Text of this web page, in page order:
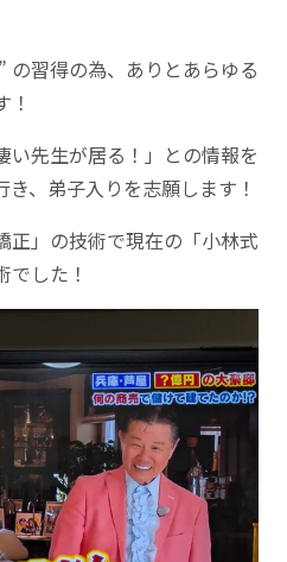
の習得の為、ありとあらゆる
い先生が居る！」との情報を
、弟子入りを志願します！
正」の技術で現在の「小林式
した！